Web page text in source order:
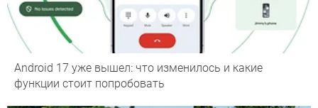
Android 17 уже вышел: что изменилось и какие
функции стоит попробовать